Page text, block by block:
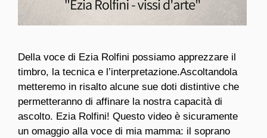
Della voce di Ezia Rolfini possiamo apprezzare il
timbro, la tecnica e l’interpretazione.Ascoltandola
metteremo in risalto alcune sue doti distintive che
permetteranno di affinare la nostra capacità di
ascolto. Ezia Rolfini! Questo video è sicuramente
un omaggio alla voce di mia mamma: il soprano